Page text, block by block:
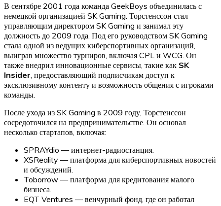
В сентябре 2001 года команда GeekBoys объединилась с
немецкой организацией SK Gaming. Торстенссон стал
управляющим директором SK Gaming и занимал эту
должность до 2009 года. Под его руководством SK Gaming
стала одной из ведущих киберспортивных организаций,
выиграв множество турниров, включая CPL и WCG. Он
также внедрил инновационные сервисы, такие как SK
Insider , предоставляющий подписчикам доступ к
эксклюзивному контенту и возможность общения с игроками
команды.
После ухода из SK Gaming в 2009 году, Торстенссон
сосредоточился на предпринимательстве. Он основал
несколько стартапов, включая:
SPRAYdio — интернет-радиостанция.
XSReality — платформа для киберспортивных новостей
и обсуждений.
Toborrow — платформа для кредитования малого
бизнеса.
EQT Ventures — венчурный фонд, где он работал